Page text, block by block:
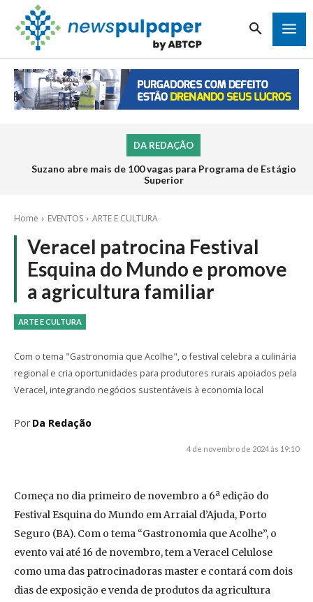
DA REDAÇÃO
Suzano abre mais de 100 vagas para Programa de Estágio
Superior
Home EVENTOS ARTE E CULTURA
Veracel patrocina Festival
Esquina do Mundo e promove
a agricultura familiar
ARTE E CULTURA
Com o tema "Gastronomia que Acolhe", o festival celebra a culinária
regional e cria oportunidades para produtores rurais apoiados pela
Veracel, integrando negócios sustentáveis à economia local
Por Da Redação
4 de novembro de 2024 às 19:10
Começa no dia primeiro de novembro a 6ª edição do
Festival Esquina do Mundo em Arraial d’Ajuda, Porto
Seguro (BA). Com o tema “Gastronomia que Acolhe”, o
evento vai até 16 de novembro, tem a Veracel Celulose
como uma das patrocinadoras master e contará com dois
dias de exposição e venda de produtos da agricultura